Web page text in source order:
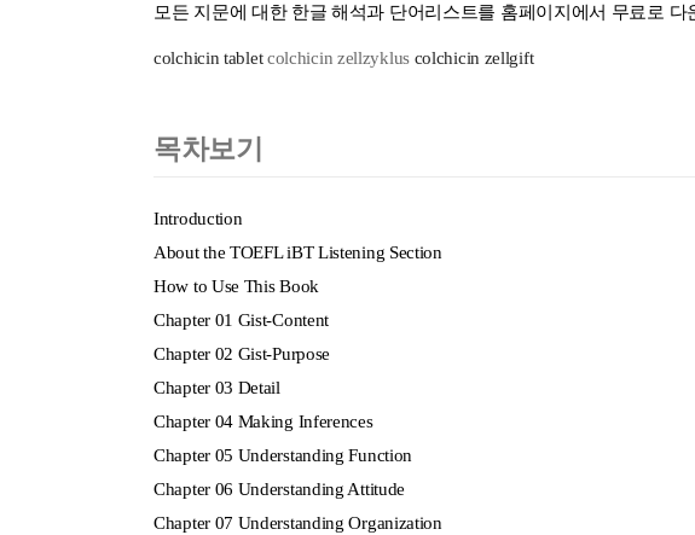
모든 지문에 대한 한글 해석과 단어리스트를 홈페이지에서 무료로
colchicin tabletcolchicin zellzykluscolchicin zellgift
목차보기
Introduction
About the TOEFL iBT Listening Section
How to Use This Book
Chapter 01 Gist-Content
Chapter 02 Gist-Purpose
Chapter 03 Detail
Chapter 04 Making Inferences
Chapter 05 Understanding Function
Chapter 06 Understanding Attitude
Chapter 07 Understanding Organization